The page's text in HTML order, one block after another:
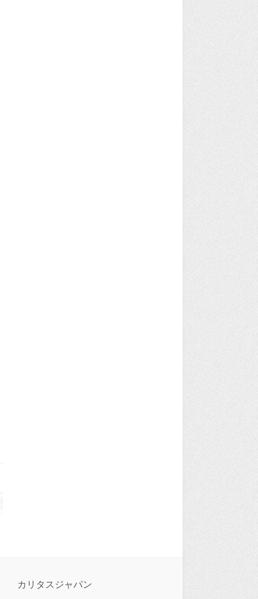
カリタスジャパン